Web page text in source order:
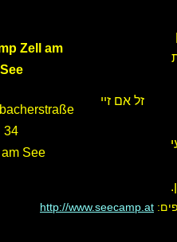
זל אם זיי
Zell am
See
34
See
http://www.seecamp.at